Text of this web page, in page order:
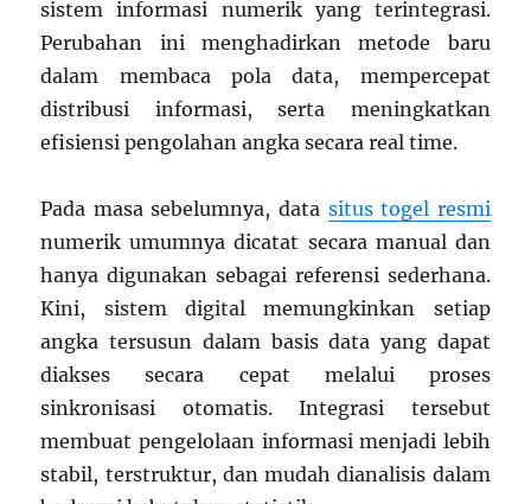
sistem informasi numerik yang terintegrasi.
Perubahan ini menghadirkan metode baru
dalam membaca pola data, mempercepat
distribusi informasi, serta meningkatkan
efisiensi pengolahan angka secara real time.
Pada masa sebelumnya, data situs togel resmi
numerik umumnya dicatat secara manual dan
hanya digunakan sebagai referensi sederhana.
Kini, sistem digital memungkinkan setiap
angka tersusun dalam basis data yang dapat
diakses secara cepat melalui proses
sinkronisasi otomatis. Integrasi tersebut
membuat pengelolaan informasi menjadi lebih
stabil, terstruktur, dan mudah dianalisis dalam